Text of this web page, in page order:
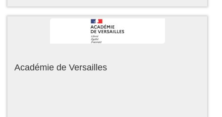
Académie de Versailles